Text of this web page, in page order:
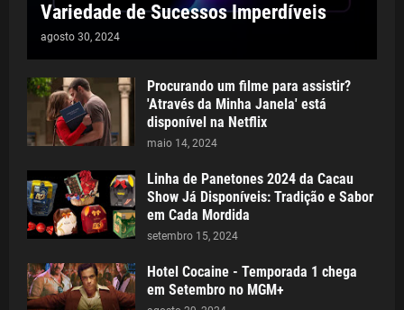
Variedade de Sucessos Imperdíveis
agosto 30, 2024
Procurando um filme para assistir?
'Através da Minha Janela' está
disponível na Netflix
maio 14, 2024
Linha de Panetones 2024 da Cacau
Show Já Disponíveis: Tradição e Sabor
em Cada Mordida
setembro 15, 2024
Hotel Cocaine - Temporada 1 chega
em Setembro no MGM+